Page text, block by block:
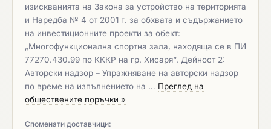
изискванията на Закона за устройство на територията
и Наредба № 4 от 2001 г. за обхвата и съдържанието
на инвестиционните проекти за обект:
„Многофункционална спортна зала, находяща се в ПИ
77270.430.99 по КККР на гр. Хисаря“. Дейност 2:
Авторски надзор – Упражняване на авторски надзор
по време на изпълнението на … Преглед на
обществените поръчки »
Споменати доставчици: